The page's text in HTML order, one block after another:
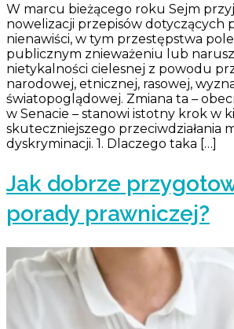
W marcu bieżącego roku Sejm
nowelizacji przepisów dotyczących
nienawiści, w tym przestępstwa
publicznym znieważeniu lub
nietykalności cielesnej z powodu
narodowej, etnicznej, rasowej,
światopoglądowej. Zmiana ta –
w Senacie – stanowi istotny krok w
skuteczniejszego przeciwdziałania
dyskryminacji. 1. Dlaczego taka […]
Jak dobrze
porady prawniczej?